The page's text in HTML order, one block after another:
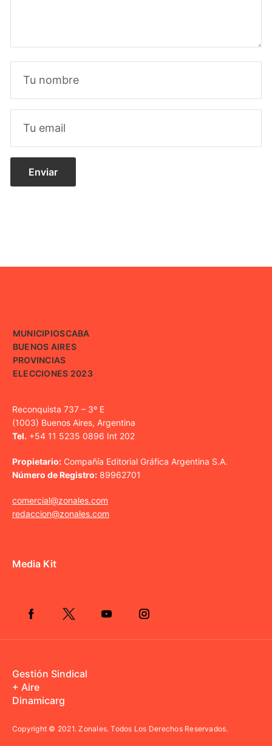
MUNICIPIOSCABA
BUENOS AIRES
PROVINCIAS
ELECCIONES 2023
Reconquista 737 – 3º E
(1003) Buenos Aires, Argentina
Tel. +54 11 5235 0896 Int 202
Propietario: Compañía Editorial Gráfica Argentina S.A.
Número de Registro: 89962701
comercial@zonales.com
redaccion@zonales.com
Media Kit
Gestión Sindical
+ Aire
Dinamicarg
Copyright © 2021.Zonales. Todos Los Derechos Reservados.